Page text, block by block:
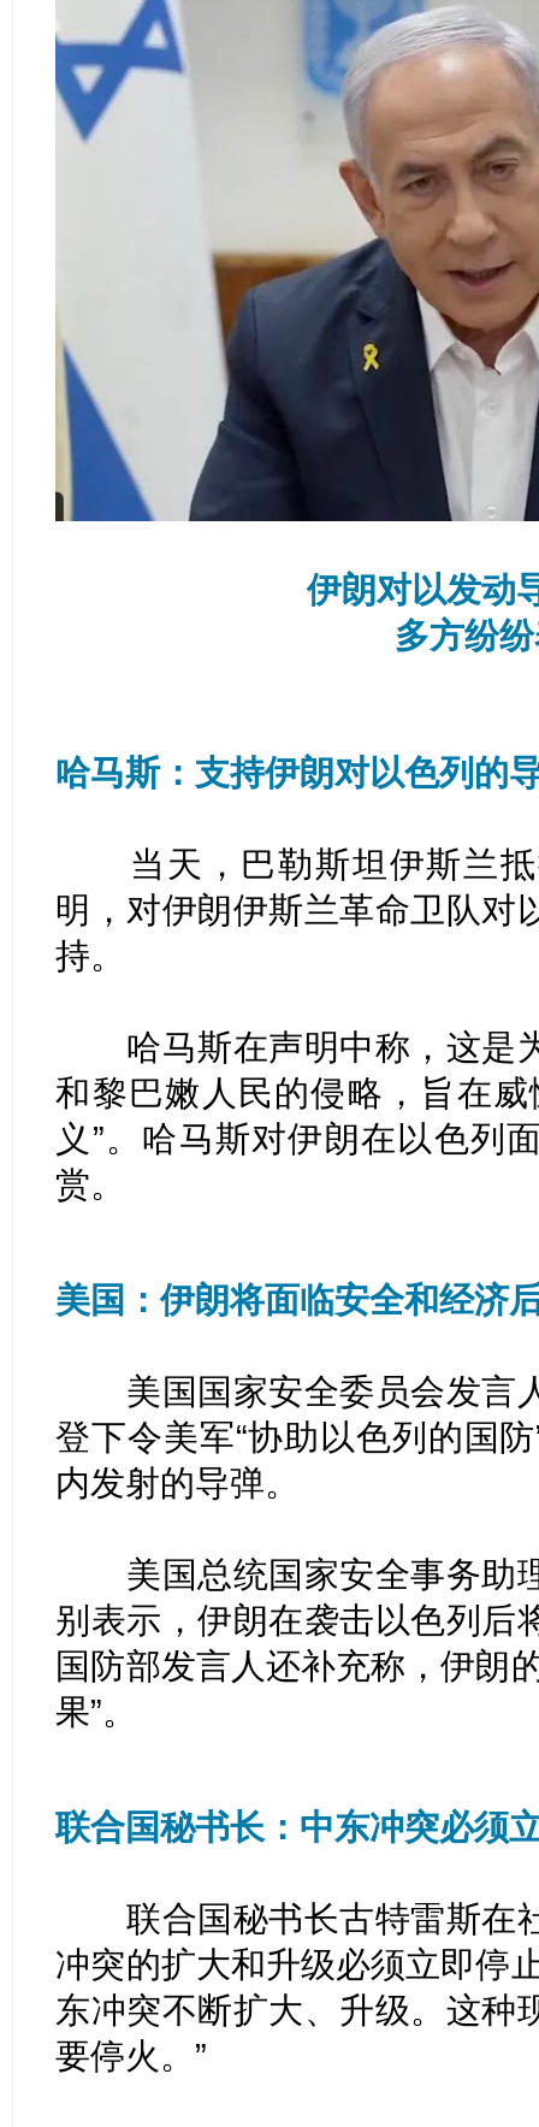
伊朗对以发动
多方纷
哈马斯：支持伊朗对以色列的
当天，巴勒斯坦伊斯兰抵
明，对伊朗伊斯兰革命卫队对
持。
哈马斯在声明中称，这是
和黎巴嫩人民的侵略，旨在
义”。哈马斯对伊朗在以色列
赏。
美国：伊朗将面临安全和经济
美国国家安全委员会发言
登下令美军“协助以色列的国
内发射的导弹。
美国总统国家安全事务助
别表示，伊朗在袭击以色列后
国防部发言人还补充称，伊朗
果”。
联合国秘书长：中东冲突必须
联合国秘书长古特雷斯在
冲突的扩大和升级必须立即停
东冲突不断扩大、升级。这种
要停火。”